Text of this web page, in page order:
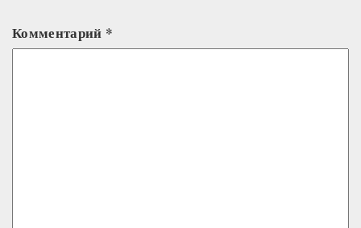
Комментарий *